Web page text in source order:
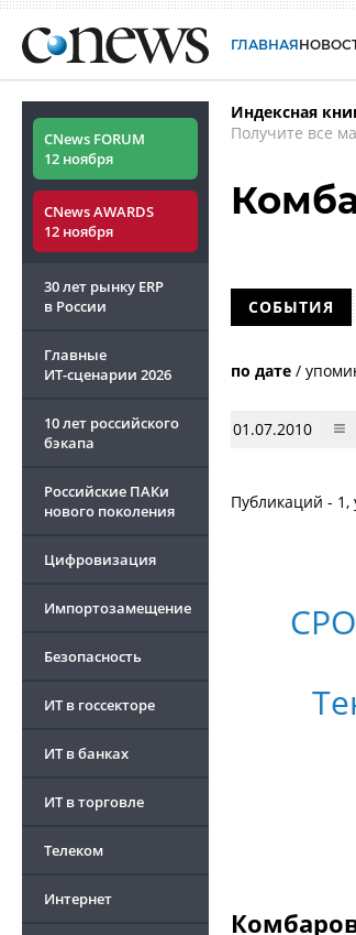
ГЛАВНАЯ
CNews FORUM
12 ноября
CNews AWARDS
12 ноября
30 лет рынку ERP
в России
Главные
ИТ-сценарии 2026
10 лет российского
бэкапа
Российские ПАКи
нового поколения
Цифровизация
Импортозамещение
Безопасность
ИТ в госсекторе
ИТ в банках
ИТ в торговле
Телеком
Интернет
Индексная
Получите все
СОБЫТИЯ
по дате /
01.07.2010
Публикаций -
СРО